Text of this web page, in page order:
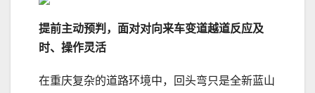
提前主动预判，面对对向来车变道越道反应及
时、操作灵活
在重庆复杂的道路环境中，回头弯只是全新蓝山